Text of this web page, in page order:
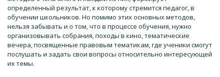
определенный результат, к которому стремится педагог, в
обучении школьников. Но помимо этих основных методов,
нельзя забывать и о том, что в процессе обучения, нужно
организовывать собрания, походы в кино, тематические
вечера, посвященные правовым тематикам, где ученики смогут
послушать и задать свои вопросы относительно интересующей
их темы.